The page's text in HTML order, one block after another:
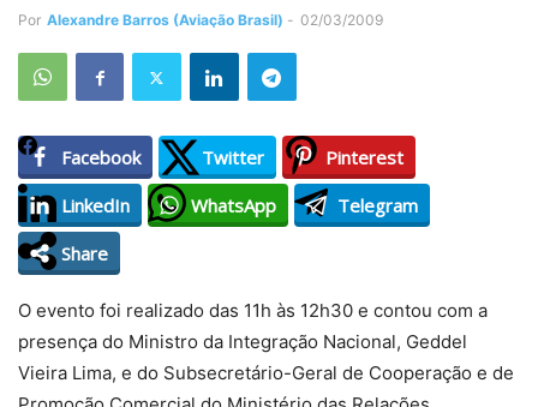
Por Alexandre Barros (Aviação Brasil) - 02/03/2009
Facebook Twitter
Pinterest
LinkedIn
WhatsApp
Telegram
Share
O evento foi realizado das 11h às 12h30 e contou com a
presença do Ministro da Integração Nacional, Geddel
Vieira Lima, e do Subsecretário-Geral de Cooperação e de